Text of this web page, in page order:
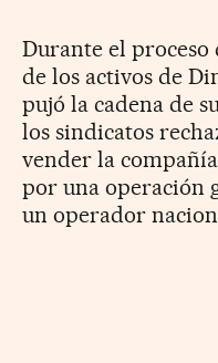
Durante el proceso
de los activos de
pujó la cadena de
los sindicatos
vender la
por una operación
un operador